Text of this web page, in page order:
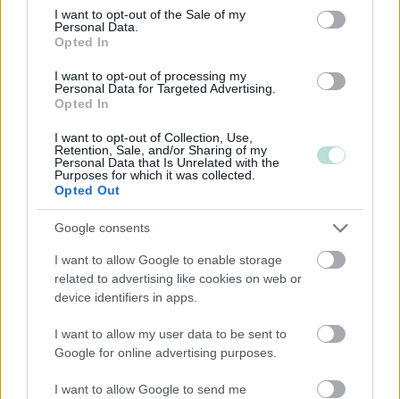
consent section.
I want to opt-out of the Sale of my
Personal Data.
Opted In
I want to opt-out of processing my
Personal Data for Targeted Advertising.
Opted In
I want to opt-out of Collection, Use,
Retention, Sale, and/or Sharing of my
Personal Data that Is Unrelated with the
Purposes for which it was collected.
Opted Out
Google consents
I want to allow Google to enable storage
related to advertising like cookies on web or
device identifiers in apps.
I want to allow my user data to be sent to
Google for online advertising purposes.
I want to allow Google to send me
Kuljetusliike­toiminta
Maa-, metsä- ja kalatalous
Majoitus- ja ravitsemistoiminta
Palveluliiketoiminta
Rakentaminen
Teollisuus
Terveys- ja sosiaalipalvelut
Palvelutarjonta
ALV-laskelmat, ilmoitukset verottajalle ja
tilinpäätökset
Henkilöstöhallinnon palvelut
Konserneihin liittyvät palvelut
Kriisiyritysten hallinta